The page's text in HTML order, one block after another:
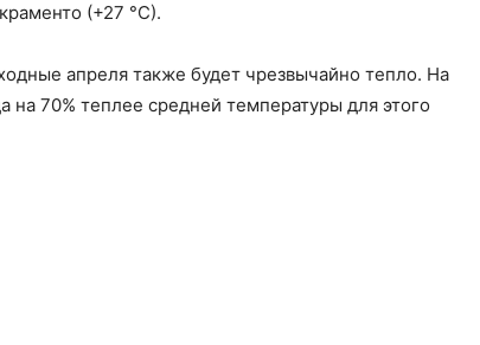
(+27 °С).
апреля также будет чрезвычайно тепло. На
70% теплее средней температуры для этого